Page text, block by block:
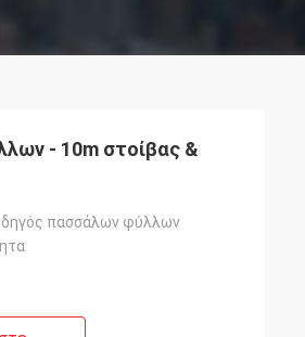
- 10m στοίβας &
πασσάλων φύλλων